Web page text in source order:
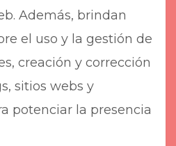
Además, brindan
el uso y la gestión de
creación y corrección
sitios webs y
potenciar la presencia